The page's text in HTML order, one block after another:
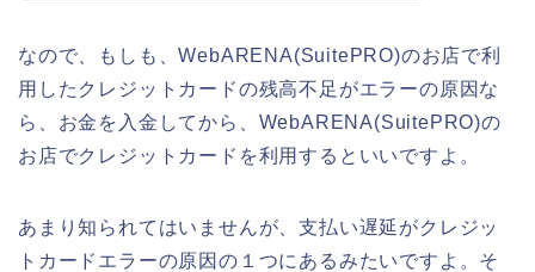
なので、もしも、WebARENA(SuitePRO)のお店で利
用したクレジットカードの残高不足がエラーの原因な
ら、お金を入金してから、WebARENA(SuitePRO)の
お店でクレジットカードを利用するといいですよ。
あまり知られてはいませんが、支払い遅延がクレジッ
トカードエラーの原因の１つにあるみたいですよ。そ